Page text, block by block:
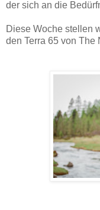
der sich an die
Diese Woche stellen
den Terra 65 von The